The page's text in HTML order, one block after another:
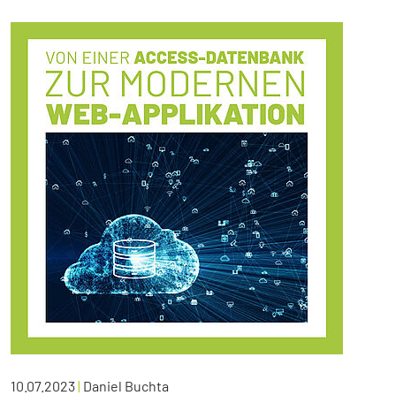
10.07.2023| Daniel Buchta